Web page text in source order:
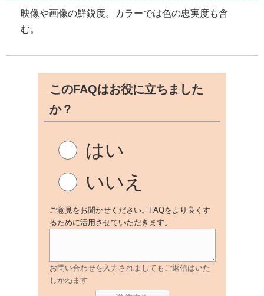
映像や画像の鮮鋭度。カラーでは色の忠実度も含
む。
このFAQはお役に立ちました
か？
はい
いいえ
ご意見をお聞かせください。FAQをより良くす
るために活用させていただきます。
お問い合わせを入力されましてもご返信はいた
しかねます